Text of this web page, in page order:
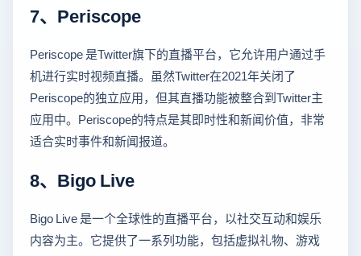
7、Periscope
Periscope 是Twitter旗下的直播平台，它允许用户通过手
机进行实时视频直播。虽然Twitter在2021年关闭了
Periscope的独立应用，但其直播功能被整合到Twitter主
应用中。Periscope的特点是其即时性和新闻价值，非常
适合实时事件和新闻报道。
8、Bigo Live
Bigo Live 是一个全球性的直播平台，以社交互动和娱乐
内容为主。它提供了一系列功能，包括虚拟礼物、游戏